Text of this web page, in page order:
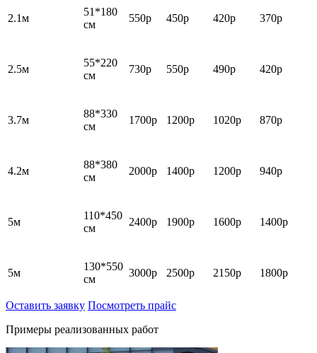
2.1м
51*180
см
550р 450р 420р 370р
2.5м
55*220
см
730р 550р 490р 420р
3.7м
88*330
см
1700р 1200р 1020р 870р
4.2м
88*380
см
2000р 1400р 1200р 940р
5м
110*450
см
2400р 1900р 1600р 1400р
5м
130*550
см
3000р 2500р 2150р 1800р
Оставить заявку Посмотреть прайс
Примеры реализованных работ